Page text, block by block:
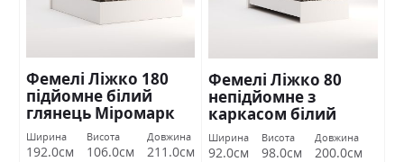
Фемелі Ліжко 180
підйомне білий
глянець Міромарк
Ширина
192.0см
Висота
106.0см
Довжина
211.0см
Фемелі Ліжко 80
непідйомне з
каркасом білий
глянець Міромарк
Ширина
92.0см
Висота
98.0см
Довжина
200.0см